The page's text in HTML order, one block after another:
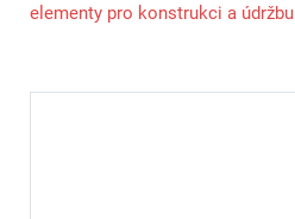
elementy pro konstrukci a údržbu